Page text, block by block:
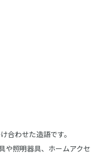
わせた造語です。
照明器具、ホームアクセ